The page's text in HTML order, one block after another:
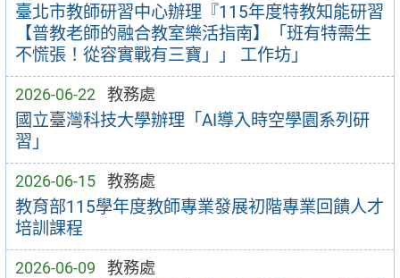
臺北市教師研習中心辦理『115年度特教知能研習
【普教老師的融合教室樂活指南】「班有特需生
不慌張！從容實戰有三寶」」 工作坊」
2026-06-22 教務處
國立臺灣科技大學辦理「AI導入時空學園系列研
習」
2026-06-15 教務處
教育部115學年度教師專業發展初階專業回饋人才
培訓課程
2026-06-09 教務處